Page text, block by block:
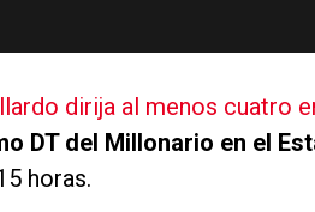
dirija al menos cuatro
DT del Millonario en el
horas.